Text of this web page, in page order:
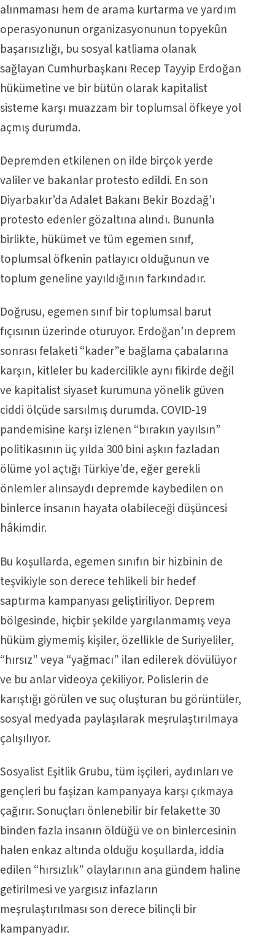
alınmaması hem de arama kurtarma ve yardım
operasyonunun organizasyonunun topyekûn
başarısızlığı, bu sosyal katliama olanak
sağlayan Cumhurbaşkanı Recep Tayyip Erdoğan
hükümetine ve bir bütün olarak kapitalist
sisteme karşı muazzam bir toplumsal öfkeye yol
açmış durumda.
Depremden etkilenen on ilde birçok yerde
valiler ve bakanlar protesto edildi. En son
Diyarbakır’da Adalet Bakanı Bekir Bozdağ’ı
protesto edenler gözaltına alındı. Bununla
birlikte, hükümet ve tüm egemen sınıf,
toplumsal öfkenin patlayıcı olduğunun ve
toplum geneline yayıldığının farkındadır.
Doğrusu, egemen sınıf bir toplumsal barut
fıçısının üzerinde oturuyor. Erdoğan’ın deprem
sonrası felaketi “kader”e bağlama çabalarına
karşın, kitleler bu kadercilikle aynı fikirde değil
ve kapitalist siyaset kurumuna yönelik güven
ciddi ölçüde sarsılmış durumda. COVID-19
pandemisine karşı izlenen “bırakın yayılsın”
politikasının üç yılda 300 bini aşkın fazladan
ölüme yol açtığı Türkiye’de, eğer gerekli
önlemler alınsaydı depremde kaybedilen on
binlerce insanın hayata olabileceği düşüncesi
hâkimdir.
Bu koşullarda, egemen sınıfın bir hizbinin de
teşvikiyle son derece tehlikeli bir hedef
saptırma kampanyası geliştiriliyor. Deprem
bölgesinde, hiçbir şekilde yargılanmamış veya
hüküm giymemiş kişiler, özellikle de Suriyeliler,
“hırsız” veya “yağmacı” ilan edilerek dövülüyor
ve bu anlar videoya çekiliyor. Polislerin de
karıştığı görülen ve suç oluşturan bu görüntüler,
sosyal medyada paylaşılarak meşrulaştırılmaya
çalışılıyor.
Sosyalist Eşitlik Grubu, tüm işçileri, aydınları ve
gençleri bu faşizan kampanyaya karşı çıkmaya
çağırır. Sonuçları önlenebilir bir felakette 30
binden fazla insanın öldüğü ve on binlercesinin
halen enkaz altında olduğu koşullarda, iddia
edilen “hırsızlık” olaylarının ana gündem haline
getirilmesi ve yargısız infazların
meşrulaştırılması son derece bilinçli bir
kampanyadır.